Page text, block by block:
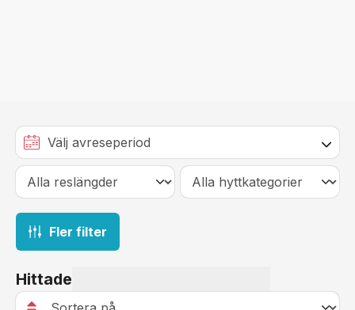
Fler filter
Hittade